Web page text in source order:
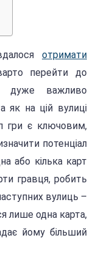
отримати
перейти до
дуже важливо
як на цій вулиці
гри є ключовим,
потенціал
або кілька карт
гравця, робить
вулиць –
лише одна карта,
йому більший